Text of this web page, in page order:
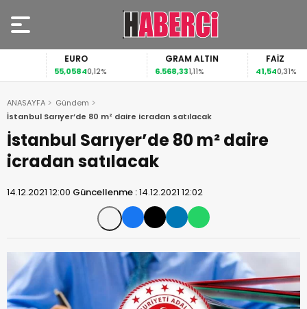
EURO
55,05840,12%
GRAM ALTIN
6.568,331,11%
FAİZ
41,540,31%
ANASAYFA
Gündem
İstanbul Sarıyer’de 80 m² daire icradan satılacak
İstanbul Sarıyer’de 80 m² daire
icradan satılacak
14.12.2021 12:00 Güncellenme :14.12.2021 12:02